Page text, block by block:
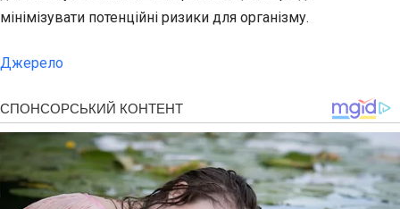
мінімізувати потенційні ризики для організму.
Джерело